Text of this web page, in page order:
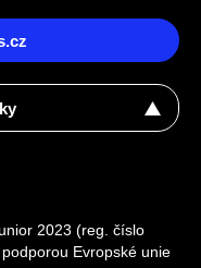
2023 (reg. číslo
Evropské unie